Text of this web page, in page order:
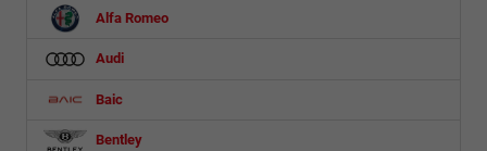
Alfa Romeo
Audi
Baic
Bentley